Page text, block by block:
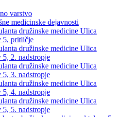
varstvo
medicinske dejavnosti
družinske medicine Ulica
5, pritličje
družinske medicine Ulica
5, 2. nadstropje
družinske medicine Ulica
5, 3. nadstropje
družinske medicine Ulica
5, 4. nadstropje
družinske medicine Ulica
5, 5. nadstropje